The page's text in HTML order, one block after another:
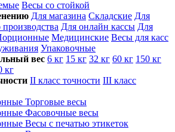
Весы со стойкой
Для магазина Складские Для
Для онлайн кассы Для
Медицинские Весы для касс
Упаковочные
вес 6 кг 15 кг 32 кг 60 кг 150 кг
кг
II класс точности III класс
Торговые весы
Фасовочные весы
Весы с печатью этикеток